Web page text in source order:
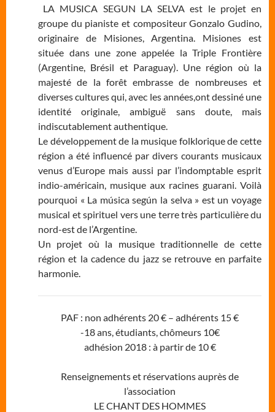
LA MUSICA SEGUN LA SELVA est le projet en
groupe du pianiste et compositeur Gonzalo Gudino,
originaire de Misiones, Argentina. Misiones est
située dans une zone appelée la Triple Frontière
(Argentine, Brésil et Paraguay). Une région où la
majesté de la forêt embrasse de nombreuses et
diverses cultures qui, avec les années,ont dessiné une
identité originale, ambiguë sans doute, mais
indiscutablement authentique.
Le développement de la musique folklorique de cette
région a été influencé par divers courants musicaux
venus d’Europe mais aussi par l’indomptable esprit
indio-américain, musique aux racines guarani. Voilà
pourquoi « La música según la selva » est un voyage
musical et spirituel vers une terre très particulière du
nord-est de l’Argentine.
Un projet où la musique traditionnelle de cette
région et la cadence du jazz se retrouve en parfaite
harmonie.
PAF : non adhérents 20 € – adhérents 15 €
-18 ans, étudiants, chômeurs 10€
adhésion 2018 : à partir de 10 €
Renseignements et réservations auprès de
l’association
LE CHANT DES HOMMES